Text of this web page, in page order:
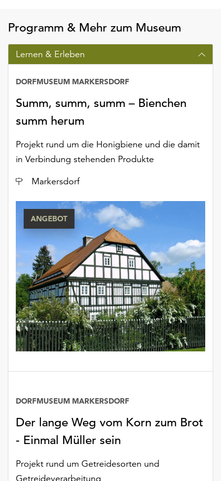
ausgeführt.
Möchten
Sie
verwendeten
anpassen,
Sie
Einstellungen
über
Schaltfläche
Weitere
Informationen
finden
unserer
Datenschutzerklärung
oder
dem
Impressum
Programm & Mehr zum Museum
Lernen & Erleben
Summ, summ, summ – Bienchen
summ herum
DORFMUSEUM MARKERSDORF
Projekt rund um die Honigbiene und die damit
in Verbindung stehenden Produkte
Ort
Markersdorf
ANGEBOT
Der lange Weg vom Korn zum Brot
- Einmal Müller sein
DORFMUSEUM MARKERSDORF
Projekt rund um Getreidesorten und
Getreideverarbeitung